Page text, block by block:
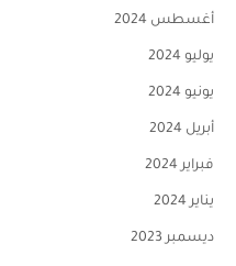
أغسطس 2024
يوليو 2024
يونيو 2024
أبريل 2024
فبراير 2024
يناير 2024
ديسمبر 2023